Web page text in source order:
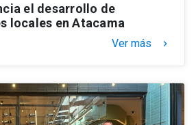
el desarrollo de
locales en Atacama
Ver más keyboard_arrow_right